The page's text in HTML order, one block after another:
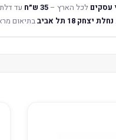
לכל הארץ –35 ש״ח עד
נחלת יצחק 18 תל אביב בתיאום